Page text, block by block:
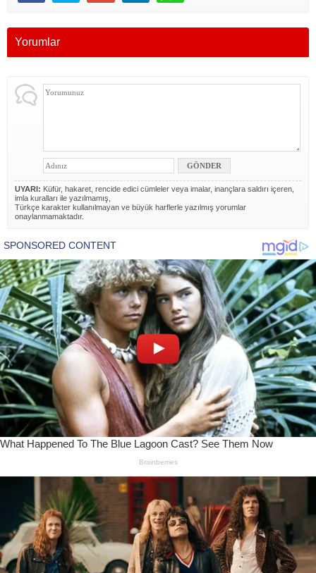
Yorumlar
UYARI: Küfür, hakaret, rencide edici cümleler veya imalar, inançlara saldırı içeren,
imla kuralları ile yazılmamış,
Türkçe karakter kullanılmayan ve büyük harflerle yazılmış yorumlar
onaylanmamaktadır.